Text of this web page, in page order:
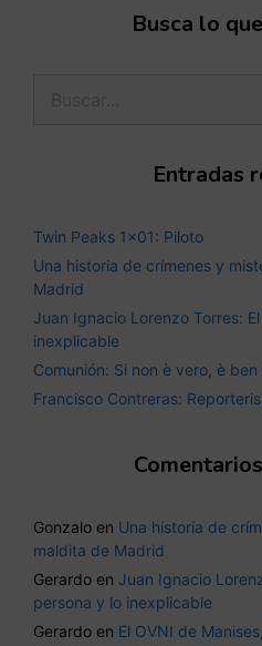
Busca lo
Entradas
Twin Peaks 1×01: Piloto
Una historia de crímenes y
Madrid
Juan Ignacio Lorenzo Torres:
inexplicable
Comunión: Si non è vero, è
Francisco Contreras:
Gonzalo en Una historia de
maldita de Madrid
Gerardo en Juan Ignacio
persona y lo inexplicable
Gerardo en El OVNI de